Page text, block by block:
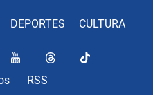
DEPORTES CULTURA
RSS